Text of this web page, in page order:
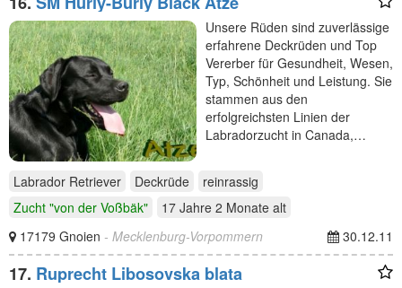
Unsere Rüden sind zuverlässige
erfahrene Deckrüden und Top
Vererber für Gesundheit, Wesen,
Typ, Schönheit und Leistung. Sie
stammen aus den
erfolgreichsten Linien der
Labradorzucht in Canada,…
Labrador Retriever Deckrüde
reinrassig
Zucht "von der Voßbäk"
17 Jahre 2 Monate alt
17179 Gnoien - Mecklenburg-Vorpommern 30.12.11
17. Ruprecht Libosovska blata